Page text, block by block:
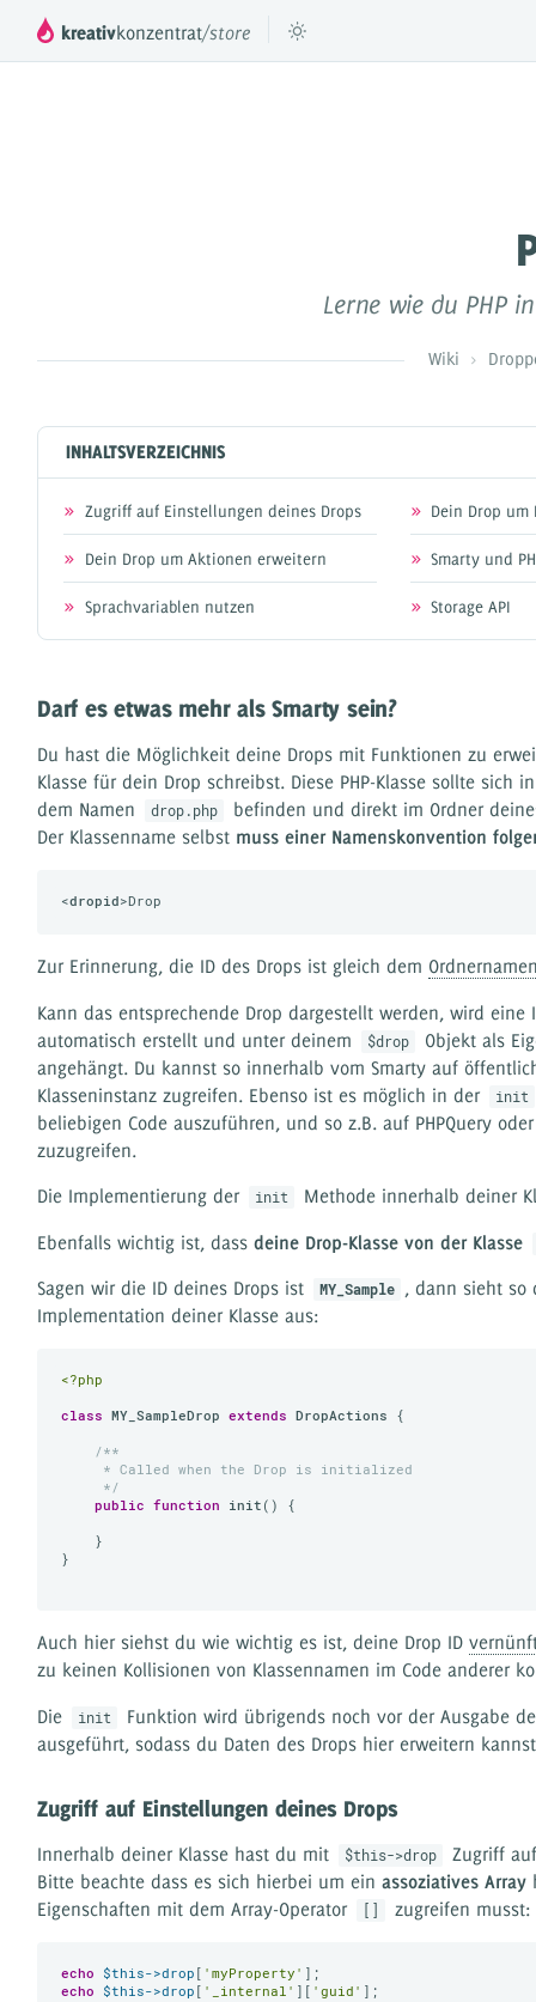
kreativkonzentrat/store
Preismodell
Referenzen
Dokumentation
Partner
Lerne wie du PHP
Wiki
INHALTSVERZEICHNIS
Zugriff auf Einstellungen deines Drops Dein Drop
Dein Drop um Aktionen erweitern Smarty und
Sprachvariablen nutzen Storage API
Darf es etwas mehr als Smarty sein?
Du hast die Möglichkeit deine Drops mit Funktionen zu
Klasse für dein Drop schreibst. Diese PHP-Klasse sollte sich
dem Namen
drop.php
befinden und direkt im Ordner
Der Klassenname selbst muss einer Namenskonvention
<dropid >
Zur Erinnerung, die ID des Drops ist gleich dem
Kann das entsprechende Drop dargestellt werden, wird eine
automatisch erstellt und unter deinem
$drop
Objekt als
angehängt. Du kannst so innerhalb vom Smarty auf
Klasseninstanz zugreifen. Ebenso ist es möglich in der
init
beliebigen Code auszuführen, und so z.B. auf PHPQuery
zuzugreifen.
Die Implementierung der init Methode innerhalb deiner
Ebenfalls wichtig ist, dassdeine Drop-Klasse von der Klasse
Sagen wir die ID deines Drops ist MY_Sample , dann sieht so
Implementation deiner Klasse aus:
<?php
class MY_SampleDrop extends DropActions {
/**
     * Called when the Drop is initialized
     */
public
function init () {
    }
}
Auch hier siehst du wie wichtig es ist, deine Drop ID
zu keinen Kollisionen von Klassennamen im Code anderer
Die init
Funktion wird übrigends noch vor der Ausgabe
ausgeführt, sodass du Daten des Drops hier erweitern
Zugriff auf Einstellungen deines Drops
Innerhalb deiner Klasse hast du mit $this->drop
Zugriff
Bitte beachte dass es sich hierbei um einassoziatives Array
Eigenschaften mit dem Array-Operator
zugreifen musst:
echo $this->drop 'myProperty'
echo
$this->drop '_internal' 'guid'